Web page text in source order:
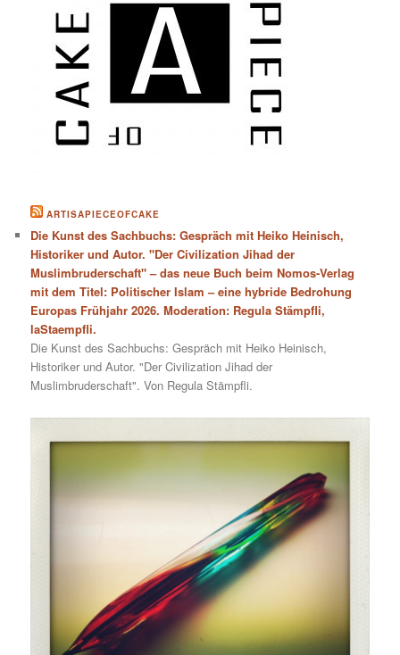
ARTISAPIECEOFCAKE
Die Kunst des Sachbuchs: Gespräch mit Heiko Heinisch,
Historiker und Autor. "Der Civilization Jihad der
Muslimbruderschaft" – das neue Buch beim Nomos-Verlag
mit dem Titel: Politischer Islam – eine hybride Bedrohung
Europas Frühjahr 2026. Moderation: Regula Stämpfli,
laStaempfli.
Die Kunst des Sachbuchs: Gespräch mit Heiko Heinisch,
Historiker und Autor. "Der Civilization Jihad der
Muslimbruderschaft". Von Regula Stämpfli.